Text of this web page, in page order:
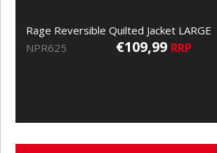
Rage Reversible Quilted Jacket LARGE
NPR625
€109,99 RRP